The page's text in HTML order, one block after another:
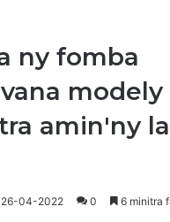
ny fomba
amin'ny
26-04-2022 0 6 minitra